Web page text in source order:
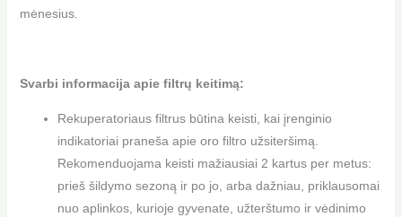
mėnesius.
Svarbi informacija apie filtrų keitimą:
Rekuperatoriaus filtrus būtina keisti, kai įrenginio
indikatoriai praneša apie oro filtro užsiteršimą.
Rekomenduojama keisti mažiausiai 2 kartus per metus:
prieš šildymo sezoną ir po jo, arba dažniau, priklausomai
nuo aplinkos, kurioje gyvenate, užterštumo ir vėdinimo